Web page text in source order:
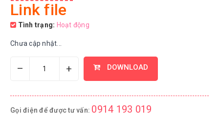
Link file
Tình trạng: Hoạt động
Chưa cập nhật...
– + DOWNLOAD
Gọi điện để được tư vấn: 0914 193 019